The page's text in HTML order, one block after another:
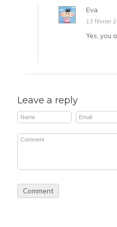
Eva
13 février
Yes, you
Leave a reply